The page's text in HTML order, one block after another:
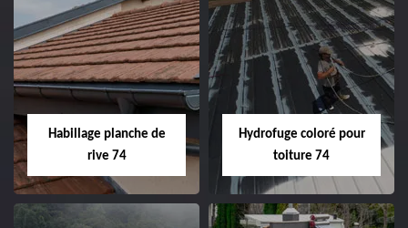
Habillage planche de
rive 74
Hydrofuge coloré pour
toiture 74